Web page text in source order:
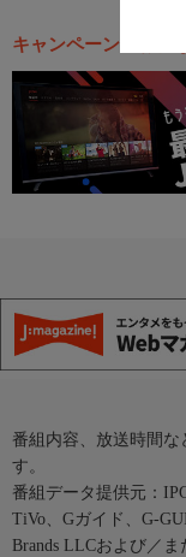
キャンペーン・お得
番組内容、放送時間
す。
番組データ提供元：
TiVo、Gガイド、G-
Brands LLCおよび／